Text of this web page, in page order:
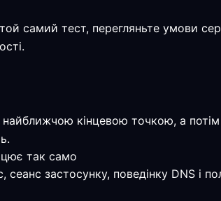
самий тест, перегляньте умови
кінцевою точкою, а
так само
сеанс застосунку, поведінку DNS і